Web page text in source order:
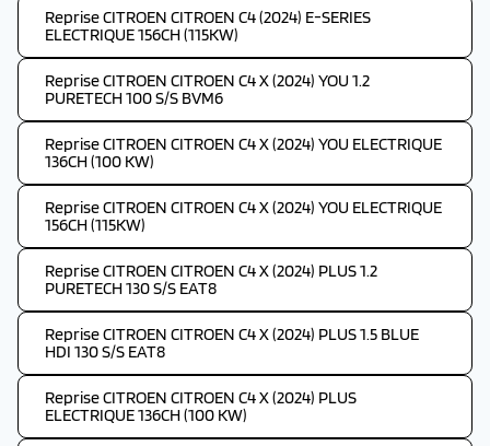
Reprise CITROEN CITROEN C4 (2024) E-SERIES
ELECTRIQUE 156CH (115KW)
Reprise CITROEN CITROEN C4 X (2024) YOU 1.2
PURETECH 100 S/S BVM6
Reprise CITROEN CITROEN C4 X (2024) YOU ELECTRIQUE
136CH (100 KW)
Reprise CITROEN CITROEN C4 X (2024) YOU ELECTRIQUE
156CH (115KW)
Reprise CITROEN CITROEN C4 X (2024) PLUS 1.2
PURETECH 130 S/S EAT8
Reprise CITROEN CITROEN C4 X (2024) PLUS 1.5 BLUE
HDI 130 S/S EAT8
Reprise CITROEN CITROEN C4 X (2024) PLUS
ELECTRIQUE 136CH (100 KW)